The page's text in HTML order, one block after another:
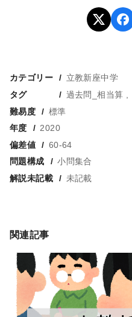
カテゴリー
立教新座中学
タグ
過去問_相当算
難易度
標準
年度
2020
偏差値
60-64
問題構成
小問集合
解説未記載
未記載
関連記事